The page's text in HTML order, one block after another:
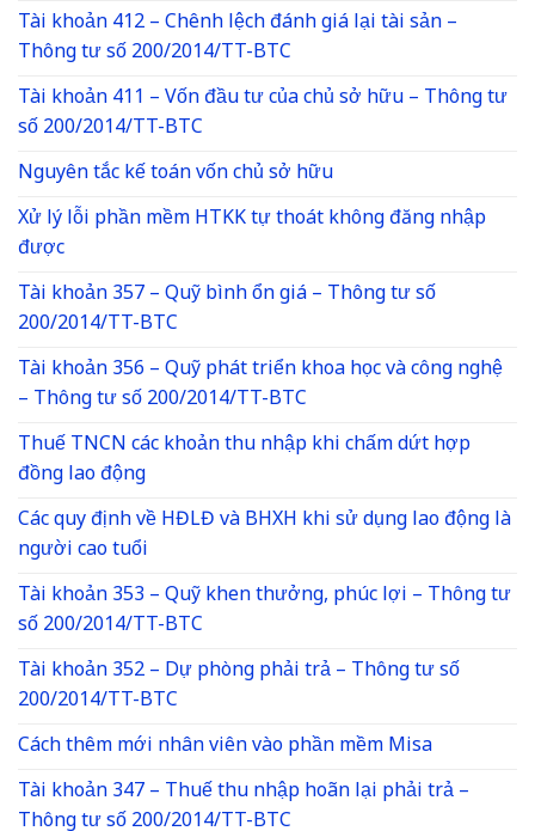
Tài khoản 412 – Chênh lệch đánh giá lại tài sản –
Thông tư số 200/2014/TT-BTC
Tài khoản 411 – Vốn đầu tư của chủ sở hữu – Thông tư
số 200/2014/TT-BTC
Nguyên tắc kế toán vốn chủ sở hữu
Xử lý lỗi phần mềm HTKK tự thoát không đăng nhập
được
Tài khoản 357 – Quỹ bình ổn giá – Thông tư số
200/2014/TT-BTC
Tài khoản 356 – Quỹ phát triển khoa học và công nghệ
– Thông tư số 200/2014/TT-BTC
Thuế TNCN các khoản thu nhập khi chấm dứt hợp
đồng lao động
Các quy định về HĐLĐ và BHXH khi sử dụng lao động là
người cao tuổi
Tài khoản 353 – Quỹ khen thưởng, phúc lợi – Thông tư
số 200/2014/TT-BTC
Tài khoản 352 – Dự phòng phải trả – Thông tư số
200/2014/TT-BTC
Cách thêm mới nhân viên vào phần mềm Misa
Tài khoản 347 – Thuế thu nhập hoãn lại phải trả –
Thông tư số 200/2014/TT-BTC